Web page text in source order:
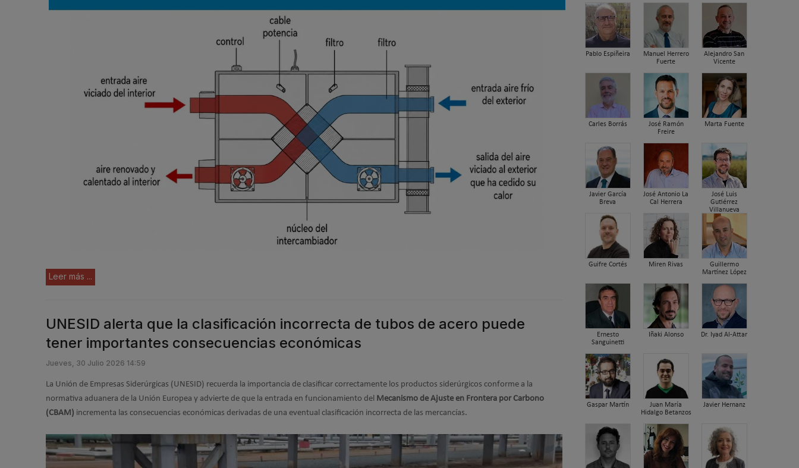
Leer más ...
UNESID alerta que la clasificación incorrecta de tubos de acero puede
tener importantes consecuencias económicas
Jueves, 30 Julio 2026 14:59
La Unión de Empresas Siderúrgicas (UNESID) recuerda la importancia de clasificar correctamente los productos siderúrgicos conforme a la
normativa aduanera de la Unión Europea y advierte de que la entrada en funcionamiento del Mecanismo de Ajuste en Frontera por Carbono
(CBAM) incrementa las consecuencias económicas derivadas de una eventual clasificación incorrecta de las mercancías.
Pablo Espiñeira
Manuel Herrero
Fuerte
Alejandro San
Vicente
Carles Borrás
José Ramón
Freire
Marta Fuente
Javier García
Breva
José Antonio La
Cal Herrera
José Luis
Gutiérrez
Villanueva
Guifre Cortés Miren Rivas
Guillermo
Martínez López
Ernesto
Sanguinetti
Iñaki Alonso Dr. Iyad Al-Attar
Gaspar Martín
Juan María
Hidalgo Betanzos
Javier Hernanz